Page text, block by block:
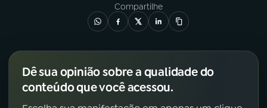
Compartilhe
Dê sua opinião sobre a qualidade do
conteúdo que você acessou.